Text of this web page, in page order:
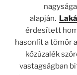
alapján.
érdesített
hasonlít a tömör
kőzúzalék
vastagságban